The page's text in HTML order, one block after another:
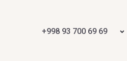
+998 93 700 69 69
SWEDOFT